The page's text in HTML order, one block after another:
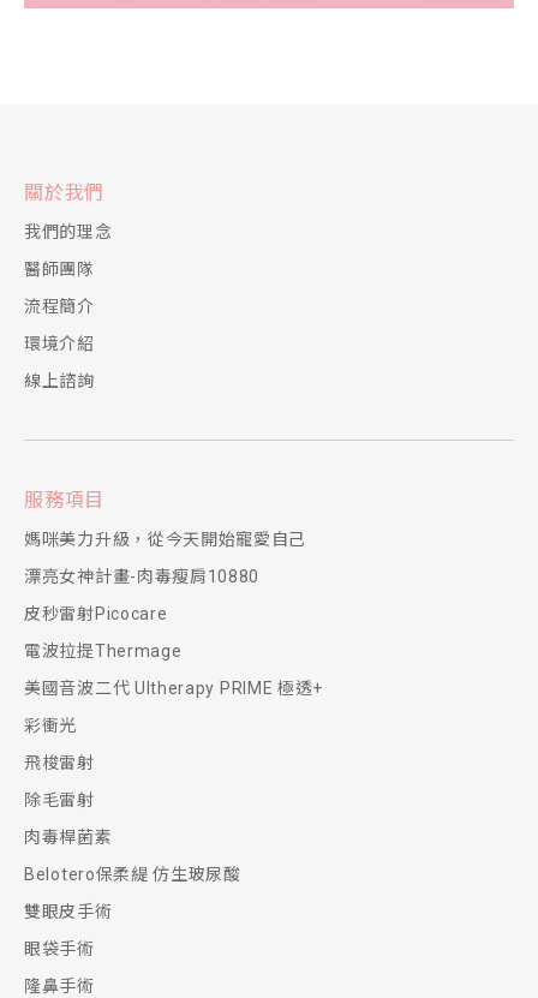
關於我們
我們的理念
醫師團隊
流程簡介
環境介紹
線上諮詢
服務項目
媽咪美力升級，從今天開始寵愛自己
漂亮女神計畫-肉毒瘦肩10880
皮秒雷射Picocare
電波拉提Thermage
美國音波二代 Ultherapy PRIME 極透+
彩衝光
飛梭雷射
除毛雷射
肉毒桿菌素
Belotero保柔緹 仿生玻尿酸
雙眼皮手術
眼袋手術
隆鼻手術